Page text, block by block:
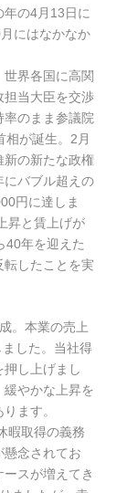
の4月13日に
にはなかなか
界各国に高関
担当大臣を交渉
のまま参議院
相が誕生。2月
新の新たな政権
にバブル超えの
円に達しま
昇と賃上げが
40年を迎えた
転したことを実
。本業の売上
した。当社得
し上げまし
やかな上昇を
ます。
暇取得の義務
懸念されてお
スが増えてき